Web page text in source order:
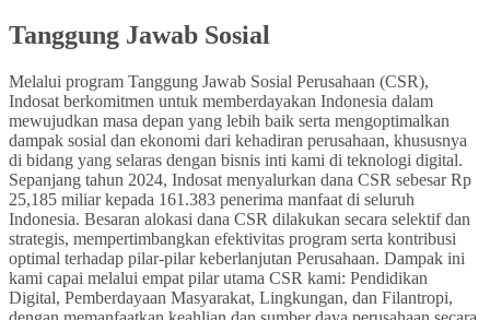
Tanggung Jawab Sosial
Melalui program Tanggung Jawab Sosial Perusahaan (CSR),
Indosat berkomitmen untuk memberdayakan Indonesia dalam
mewujudkan masa depan yang lebih baik serta mengoptimalkan
dampak sosial dan ekonomi dari kehadiran perusahaan, khususnya
di bidang yang selaras dengan bisnis inti kami di teknologi digital.
Sepanjang tahun 2024, Indosat menyalurkan dana CSR sebesar Rp
25,185 miliar kepada 161.383 penerima manfaat di seluruh
Indonesia. Besaran alokasi dana CSR dilakukan secara selektif dan
strategis, mempertimbangkan efektivitas program serta kontribusi
optimal terhadap pilar-pilar keberlanjutan Perusahaan. Dampak ini
kami capai melalui empat pilar utama CSR kami: Pendidikan
Digital, Pemberdayaan Masyarakat, Lingkungan, dan Filantropi,